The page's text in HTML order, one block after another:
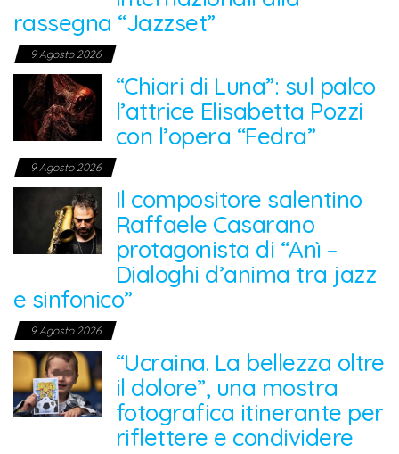
rassegna “Jazzset”
9 Agosto 2026
“Chiari di Luna”: sul palco
l’attrice Elisabetta Pozzi
con l’opera “Fedra”
9 Agosto 2026
Il compositore salentino
Raffaele Casarano
protagonista di “Anì –
Dialoghi d’anima tra jazz
e sinfonico”
9 Agosto 2026
“Ucraina. La bellezza oltre
il dolore”, una mostra
fotografica itinerante per
riflettere e condividere